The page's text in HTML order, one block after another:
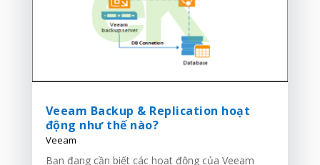
Veeam Backup & Replication hoạt
động như thế nào?
Veeam
Bạn đang cần biết các hoạt động của Veeam